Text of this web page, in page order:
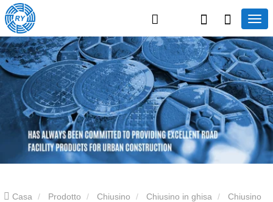
Casa Prodotto Chiusino Chiusino in ghisa